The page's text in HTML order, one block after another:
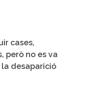
cases,
però no es va
desaparició